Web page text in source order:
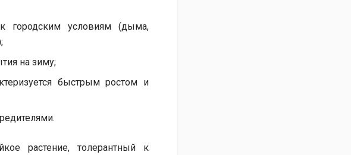
к городским условиям (дыма,
на зиму;
быстрым ростом и
растение, толерантный к